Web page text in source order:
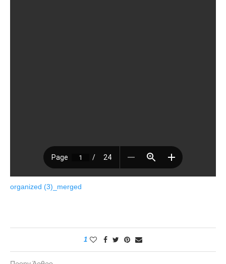
organized (3)_merged
1